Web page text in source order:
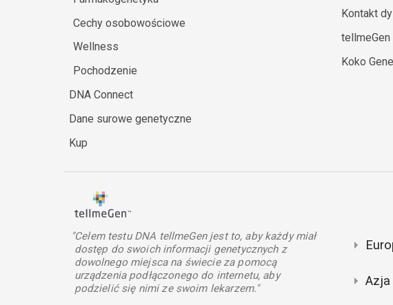
Cechy osobowościowe
Wellness
Pochodzenie
DNA Connect
Dane surowe genetyczne
Kup
Kontakt
tellmeGen
Koko
"Celem testu DNA tellmeGen jest to, aby każdy miał
dostęp do swoich informacji genetycznych z
dowolnego miejsca na świecie za pomocą
urządzenia podłączonego do internetu, aby
podzielić się nimi ze swoim lekarzem."
Azja